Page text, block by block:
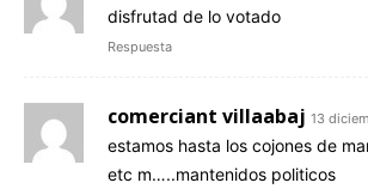
disfrutad de lo votado
Respuesta
comerciant villaabaj 13
estamos hasta los cojones de
etc m…..mantenidos politicos